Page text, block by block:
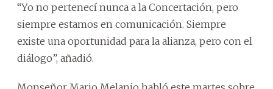
“Yo no pertenecí nunca a la Concertación, pero
siempre estamos en comunicación. Siempre
existe una oportunidad para la alianza, pero con el
diálogo”, añadió.